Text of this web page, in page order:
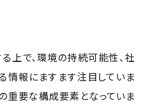
上で、環境の持続可能性、社
情報にますます注目していま
重要な構成要素となっていま